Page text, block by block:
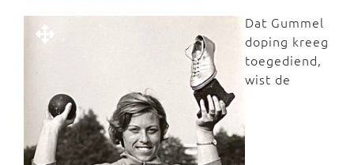
Dat Gummel
doping kreeg
toegediend,
wist de